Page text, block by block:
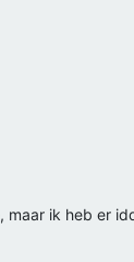
maar ik heb er